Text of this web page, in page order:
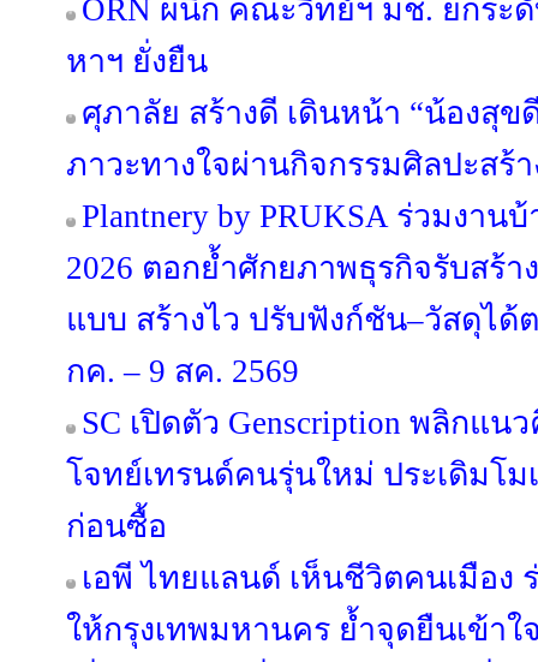
ORN ผนึก คณะวิทย์ฯ มช. ยกระ
หาฯ ยั่งยืน
ศุภาลัย สร้างดี เดินหน้า “น้องสุข
ภาวะทางใจผ่านกิจกรรมศิลปะสร้
Plantnery by PRUKSA ร่วมงาน
2026 ตอกย้ำศักยภาพธุรกิจรับสร้
แบบ สร้างไว ปรับฟังก์ชัน–วัสดุได้
กค. – 9 สค. 2569
SC เปิดตัว Genscription พลิกแ
โจทย์เทรนด์คนรุ่นใหม่ ประเดิมโมเ
ก่อนซื้อ
เอพี ไทยแลนด์ เห็นชีวิตคนเมือง
ให้กรุงเทพมหานคร ย้ำจุดยืนเข้าใ